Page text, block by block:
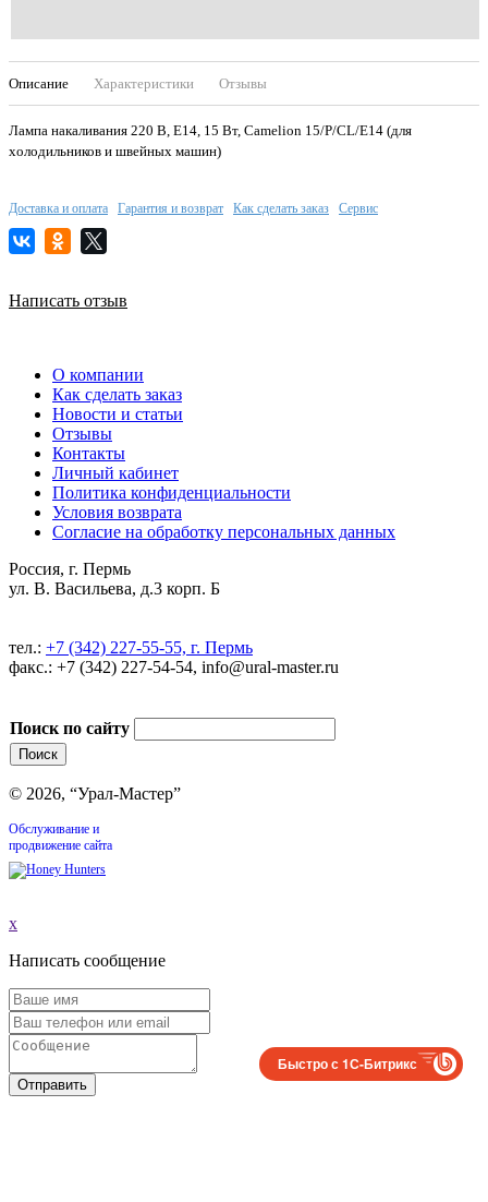
Описание Характеристики Отзывы
Лампа накаливания 220 В, E14, 15 Вт, Camelion 15/P/CL/E14 (для
холодильников и швейных машин)
Доставка и оплата Гарантия и возврат Как сделать заказ Сервис
Написать отзыв
О компании
Как сделать заказ
Новости и статьи
Отзывы
Контакты
Личный кабинет
Политика конфиденциальности
Условия возврата
Согласие на обработку персональных данных
Россия, г. Пермь
ул. В. Васильева, д.3 корп. Б
тел.: +7 (342) 227-55-55, г. Пермь
факс.: +7 (342) 227-54-54, info@ural-master.ru
Поиск по сайту
© 2026, “Урал-Мастер”
Обслуживание и
продвижение сайта
x
Написать сообщение
Отправить
Быстро с 1С-Битрикс